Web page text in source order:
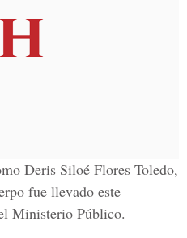
Deris Siloé Flores Toledo,
fue llevado este
Ministerio Público.